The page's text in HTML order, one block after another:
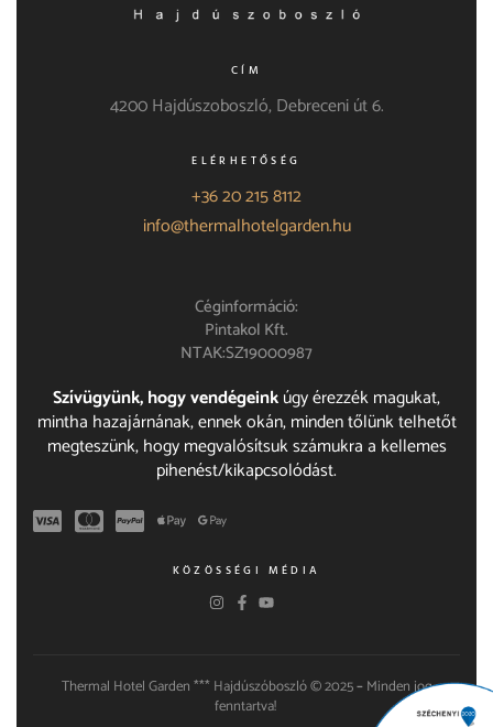
CÍM
4200 Hajdúszoboszló, Debreceni út 6.
ELÉRHETŐSÉG
+36 20 215 8112
info@thermalhotelgarden.hu
Céginformáció:
Pintakol Kft.
NTAK:SZ19000987
Szívügyünk, hogy vendégeinkúgy érezzék magukat,
mintha hazajárnának, ennek okán, minden tőlünk telhetőt
megteszünk, hogy megvalósítsuk számukra a kellemes
pihenést/kikapcsolódást.
KÖZÖSSÉGI MÉDIA
Thermal Hotel Garden *** Hajdúszóboszló © 2025–Minden jog
fenntartva!